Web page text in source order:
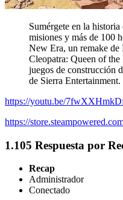
Sumérgete en la
misiones y más de 100
New Era, un remake de
Cleopatra: Queen of
juegos de construcción
de Sierra Entertainment.
https://youtu.be/
https://
1.105 Respuesta por
Recap
Administrador
Conectado